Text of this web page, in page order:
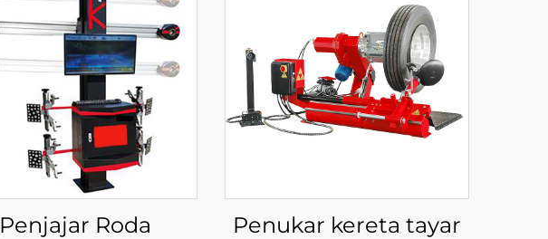
Penjajar Roda
Penukar kereta tayar